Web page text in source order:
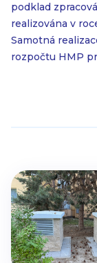
podklad
realizována v
Samotná
rozpočtu HMP